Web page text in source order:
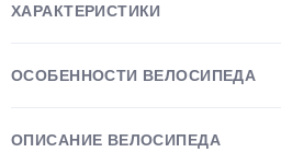
ХАРАКТЕРИСТИКИ
ОСОБЕННОСТИ ВЕЛОСИПЕДА
ОПИСАНИЕ ВЕЛОСИПЕДА